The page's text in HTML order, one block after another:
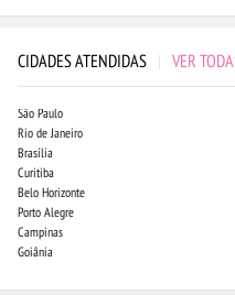
CIDADES ATENDIDAS | VER
São Paulo
Rio de Janeiro
Brasília
Curitiba
Belo Horizonte
Porto Alegre
Campinas
Goiânia